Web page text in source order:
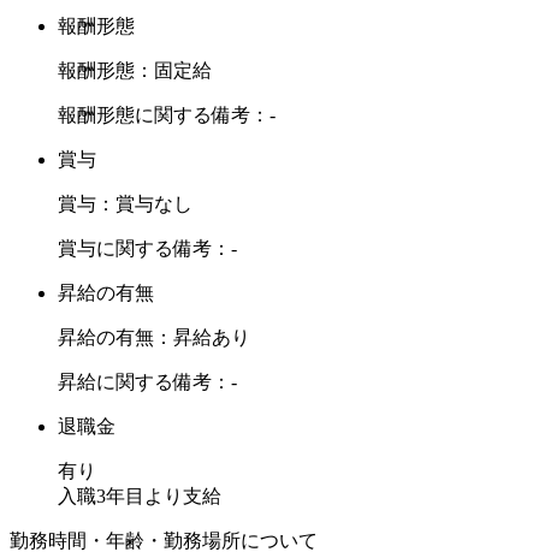
報酬形態
報酬形態：固定給
報酬形態に関する備考：-
賞与
賞与：賞与なし
賞与に関する備考：-
昇給の有無
昇給の有無：昇給あり
昇給に関する備考：-
退職金
有り
入職3年目より支給
勤務時間・年齢・勤務場所について